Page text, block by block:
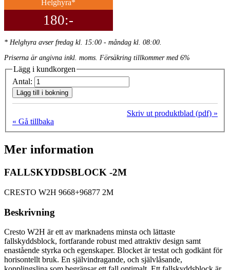
Helghyra*
180:-
* Helghyra avser fredag kl. 15:00 - måndag kl. 08:00.
Priserna är angivna inkl. moms. Försäkring tillkommer med 6%
Lägg i kundkorgen
Antal:
Lägg till i bokning
Skriv ut produktblad (pdf) »
« Gå tillbaka
Mer information
FALLSKYDDSBLOCK -2M
CRESTO W2H 9668+96877 2M
Beskrivning
Cresto W2H är ett av marknadens minsta och lättaste
fallskyddsblock, fortfarande robust med attraktiv design samt
enastående styrka och egenskaper. Blocket är testat och godkänt för
horisontellt bruk. En självindragande, och självlåsande,